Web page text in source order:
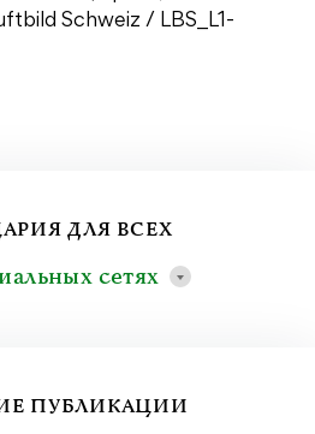
Schweiz / LBS_L1-
ПУБЛИКАЦИИ
ДЛЯ ВСЕХ
сетях